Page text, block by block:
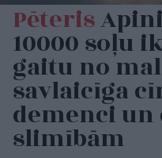
Pēteris
10000 soļu
gaitu no
savlaicīga
demenci
slimībām